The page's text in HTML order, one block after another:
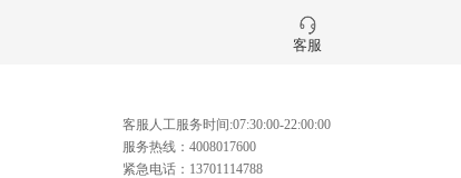
客服
客服人工服务时间:07:30:00-22:00:00
服务热线：4008017600
紧急电话：13701114788